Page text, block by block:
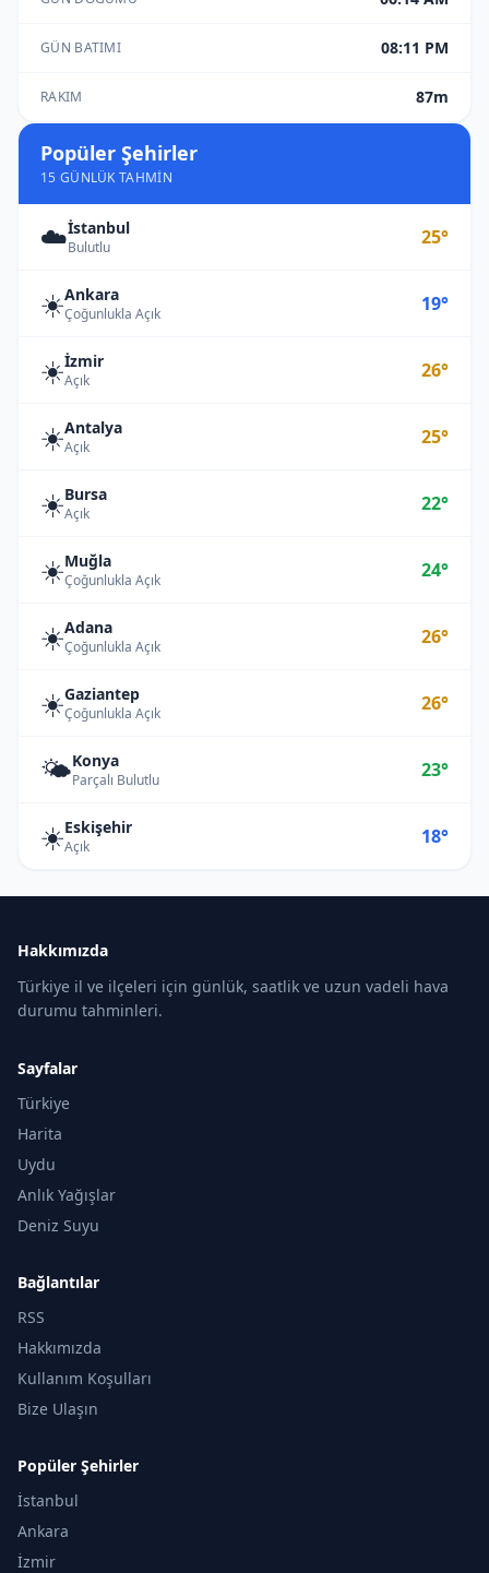
GÜN BATIMI 08:11 PM
RAKIM 87m
Popüler Şehirler
15 GÜNLÜK TAHMIN
☁️İstanbul
Bulutlu 25°
☀️Ankara
Çoğunlukla Açık 19°
☀️İzmir
Açık 26°
☀️Antalya
Açık 25°
☀️Bursa
Açık 22°
☀️Muğla
Çoğunlukla Açık 24°
☀️Adana
Çoğunlukla Açık 26°
☀️Gaziantep
Çoğunlukla Açık 26°
🌤️Konya
Parçalı Bulutlu 23°
☀️Eskişehir
Açık 18°
Hakkımızda
Türkiye il ve ilçeleri için günlük, saatlik ve uzun vadeli hava
durumu tahminleri.
Sayfalar
Türkiye
Harita
Uydu
Anlık Yağışlar
Deniz Suyu
Bağlantılar
RSS
Hakkımızda
Kullanım Koşulları
Bize Ulaşın
Popüler Şehirler
İstanbul
Ankara
İzmir